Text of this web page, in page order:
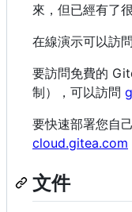
來，但已經有了
在線演示可以訪問
要訪問免費的
制），可以訪問
要快速部署您自
cloud.gitea.com
文件